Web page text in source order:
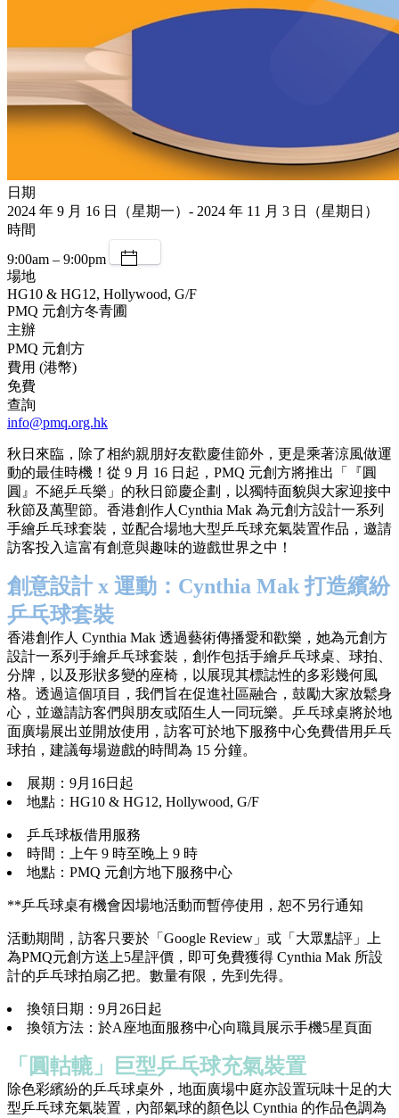
日期
2024 年 9 月 16 日（星期一）- 2024 年 11 月 3 日（星期日）
時間
9:00am – 9:00pm
場地
HG10 & HG12, Hollywood, G/F
PMQ 元創方冬青圃
主辦
PMQ 元創方
費用 (港幣)
免費
查詢
info@pmq.org.hk
秋日來臨，除了相約親朋好友歡慶佳節外，更是乘著涼風做運
動的最佳時機！從 9 月 16 日起，PMQ 元創方將推出「『圓
圓』不絕乒乓樂」的秋日節慶企劃，以獨特面貌與大家迎接中
秋節及萬聖節。香港創作人Cynthia Mak 為元創方設計一系列
手繪乒乓球套裝，並配合場地大型乒乓球充氣裝置作品，邀請
訪客投入這富有創意與趣味的遊戲世界之中！
創意設計 x 運動：Cynthia Mak 打造繽紛
乒乓球套裝
香港創作人 Cynthia Mak 透過藝術傳播愛和歡樂，她為元創方
設計一系列手繪乒乓球套裝，創作包括手繪乒乓球桌、球拍、
分牌，以及形狀多變的座椅，以展現其標誌性的多彩幾何風
格。透過這個項目，我們旨在促進社區融合，鼓勵大家放鬆身
心，並邀請訪客們與朋友或陌生人一同玩樂。乒乓球桌將於地
面廣場展出並開放使用，訪客可於地下服務中心免費借用乒乓
球拍，建議每場遊戲的時間為 15 分鐘。
展期：9月16日起
地點：HG10 & HG12, Hollywood, G/F
乒乓球板借用服務
時間：上午 9 時至晚上 9 時
地點：PMQ 元創方地下服務中心
**乒乓球桌有機會因場地活動而暫停使用，恕不另行通知
活動期間，訪客只要於「Google Review」或「大眾點評」上
為PMQ元創方送上5星評價，即可免費獲得 Cynthia Mak 所設
計的乒乓球拍扇乙把。數量有限，先到先得。
換領日期：9月26日起
換領方法：於A座地面服務中心向職員展示手機5星頁面
「圓軲轆」巨型乒乓球充氣裝置
除色彩繽紛的乒乓球桌外，地面廣場中庭亦設置玩味十足的大
型乒乓球充氣裝置，內部氣球的顏色以 Cynthia 的作品色調為